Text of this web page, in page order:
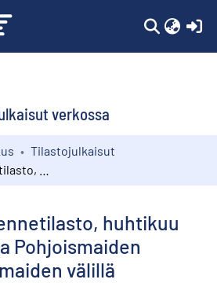
verkossa
Tilastojulkaisut
huhtikuu
Pohjoismaiden
välillä